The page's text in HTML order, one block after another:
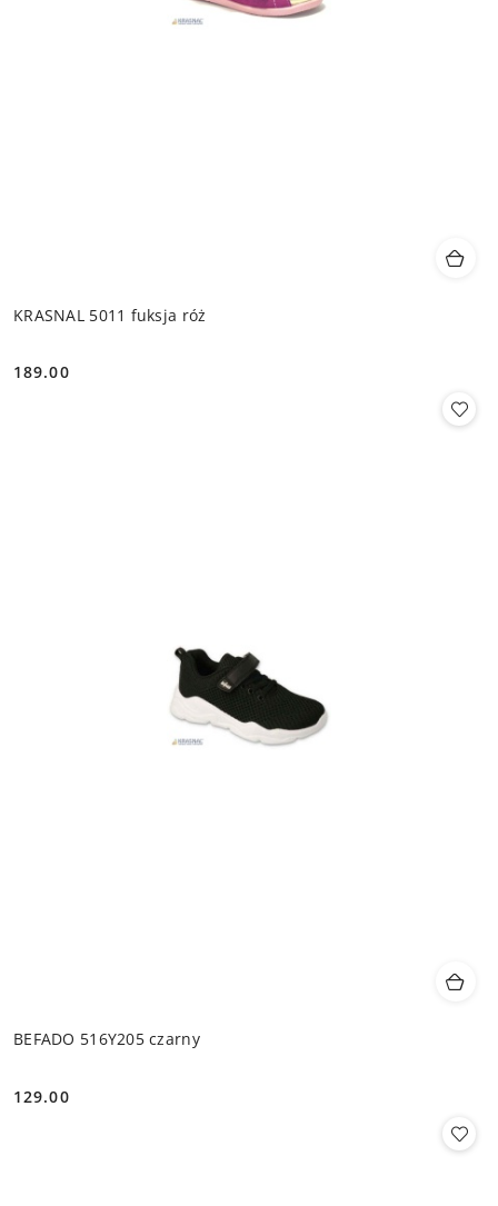
KRASNAL 5011 fuksja róż
Cena:
189.00
BEFADO 516Y205 czarny
Cena:
129.00